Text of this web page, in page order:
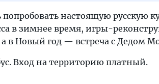
настоящую русскую
в зимнее время, игры-
в Новый год — встреча с Дедом
Вход на территорию платный.